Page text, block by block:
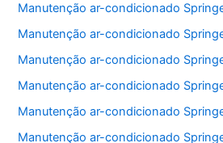
Manutenção ar-condicionado
Manutenção ar-condicionado
Manutenção ar-condicionado
Manutenção ar-condicionado
Manutenção ar-condicionado
Manutenção ar-condicionado